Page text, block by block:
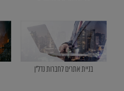
בניית אתרים לחברות נדל"ן